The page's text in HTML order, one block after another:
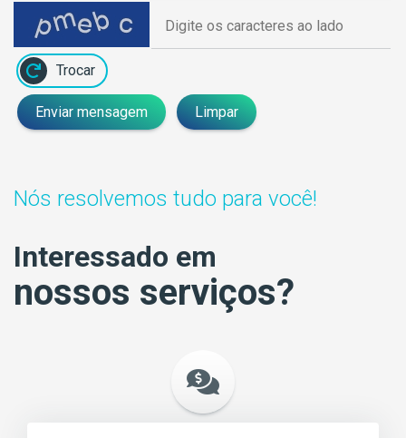
Trocar
Enviar mensagem Limpar
Nós resolvemos tudo para você!
Interessado em
nossos serviços?